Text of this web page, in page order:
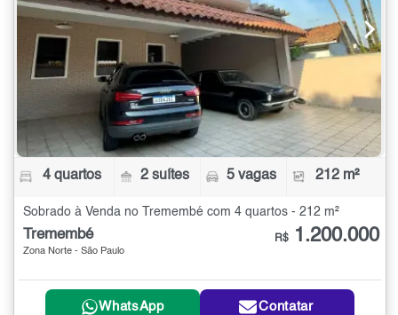
4 quartos 2 suítes 5 vagas 212 m²
Sobrado à Venda no Tremembé com 4 quartos - 212 m²
Tremembé
Zona Norte - São Paulo
R$ 1.200.000
WhatsApp Contatar